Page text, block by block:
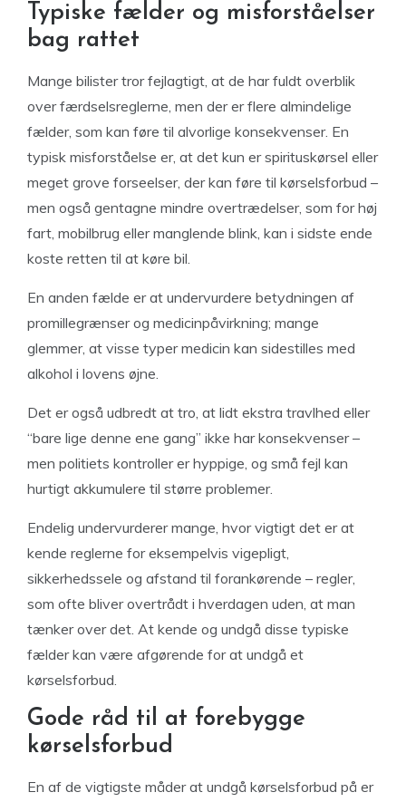
Typiske fælder og misforståelser
bag rattet
Mange bilister tror fejlagtigt, at de har fuldt overblik
over færdselsreglerne, men der er flere almindelige
fælder, som kan føre til alvorlige konsekvenser. En
typisk misforståelse er, at det kun er spirituskørsel eller
meget grove forseelser, der kan føre til kørselsforbud –
men også gentagne mindre overtrædelser, som for høj
fart, mobilbrug eller manglende blink, kan i sidste ende
koste retten til at køre bil.
En anden fælde er at undervurdere betydningen af
promillegrænser og medicinpåvirkning; mange
glemmer, at visse typer medicin kan sidestilles med
alkohol i lovens øjne.
Det er også udbredt at tro, at lidt ekstra travlhed eller
“bare lige denne ene gang” ikke har konsekvenser –
men politiets kontroller er hyppige, og små fejl kan
hurtigt akkumulere til større problemer.
Endelig undervurderer mange, hvor vigtigt det er at
kende reglerne for eksempelvis vigepligt,
sikkerhedssele og afstand til forankørende – regler,
som ofte bliver overtrådt i hverdagen uden, at man
tænker over det. At kende og undgå disse typiske
fælder kan være afgørende for at undgå et
kørselsforbud.
Gode råd til at forebygge
kørselsforbud
En af de vigtigste måder at undgå kørselsforbud på er